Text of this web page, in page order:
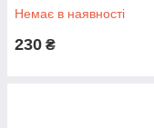
Немає в наявності
230 ₴